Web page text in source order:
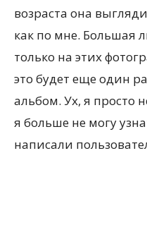
возраста она
как по мне. Большая
только на этих
это будет еще один
альбом. Ух, я просто
я больше не могу
написали